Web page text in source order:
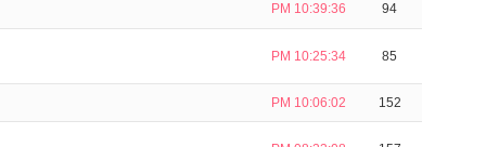
PM 10:39:36 94
PM 10:25:34 85
PM 10:06:02 152